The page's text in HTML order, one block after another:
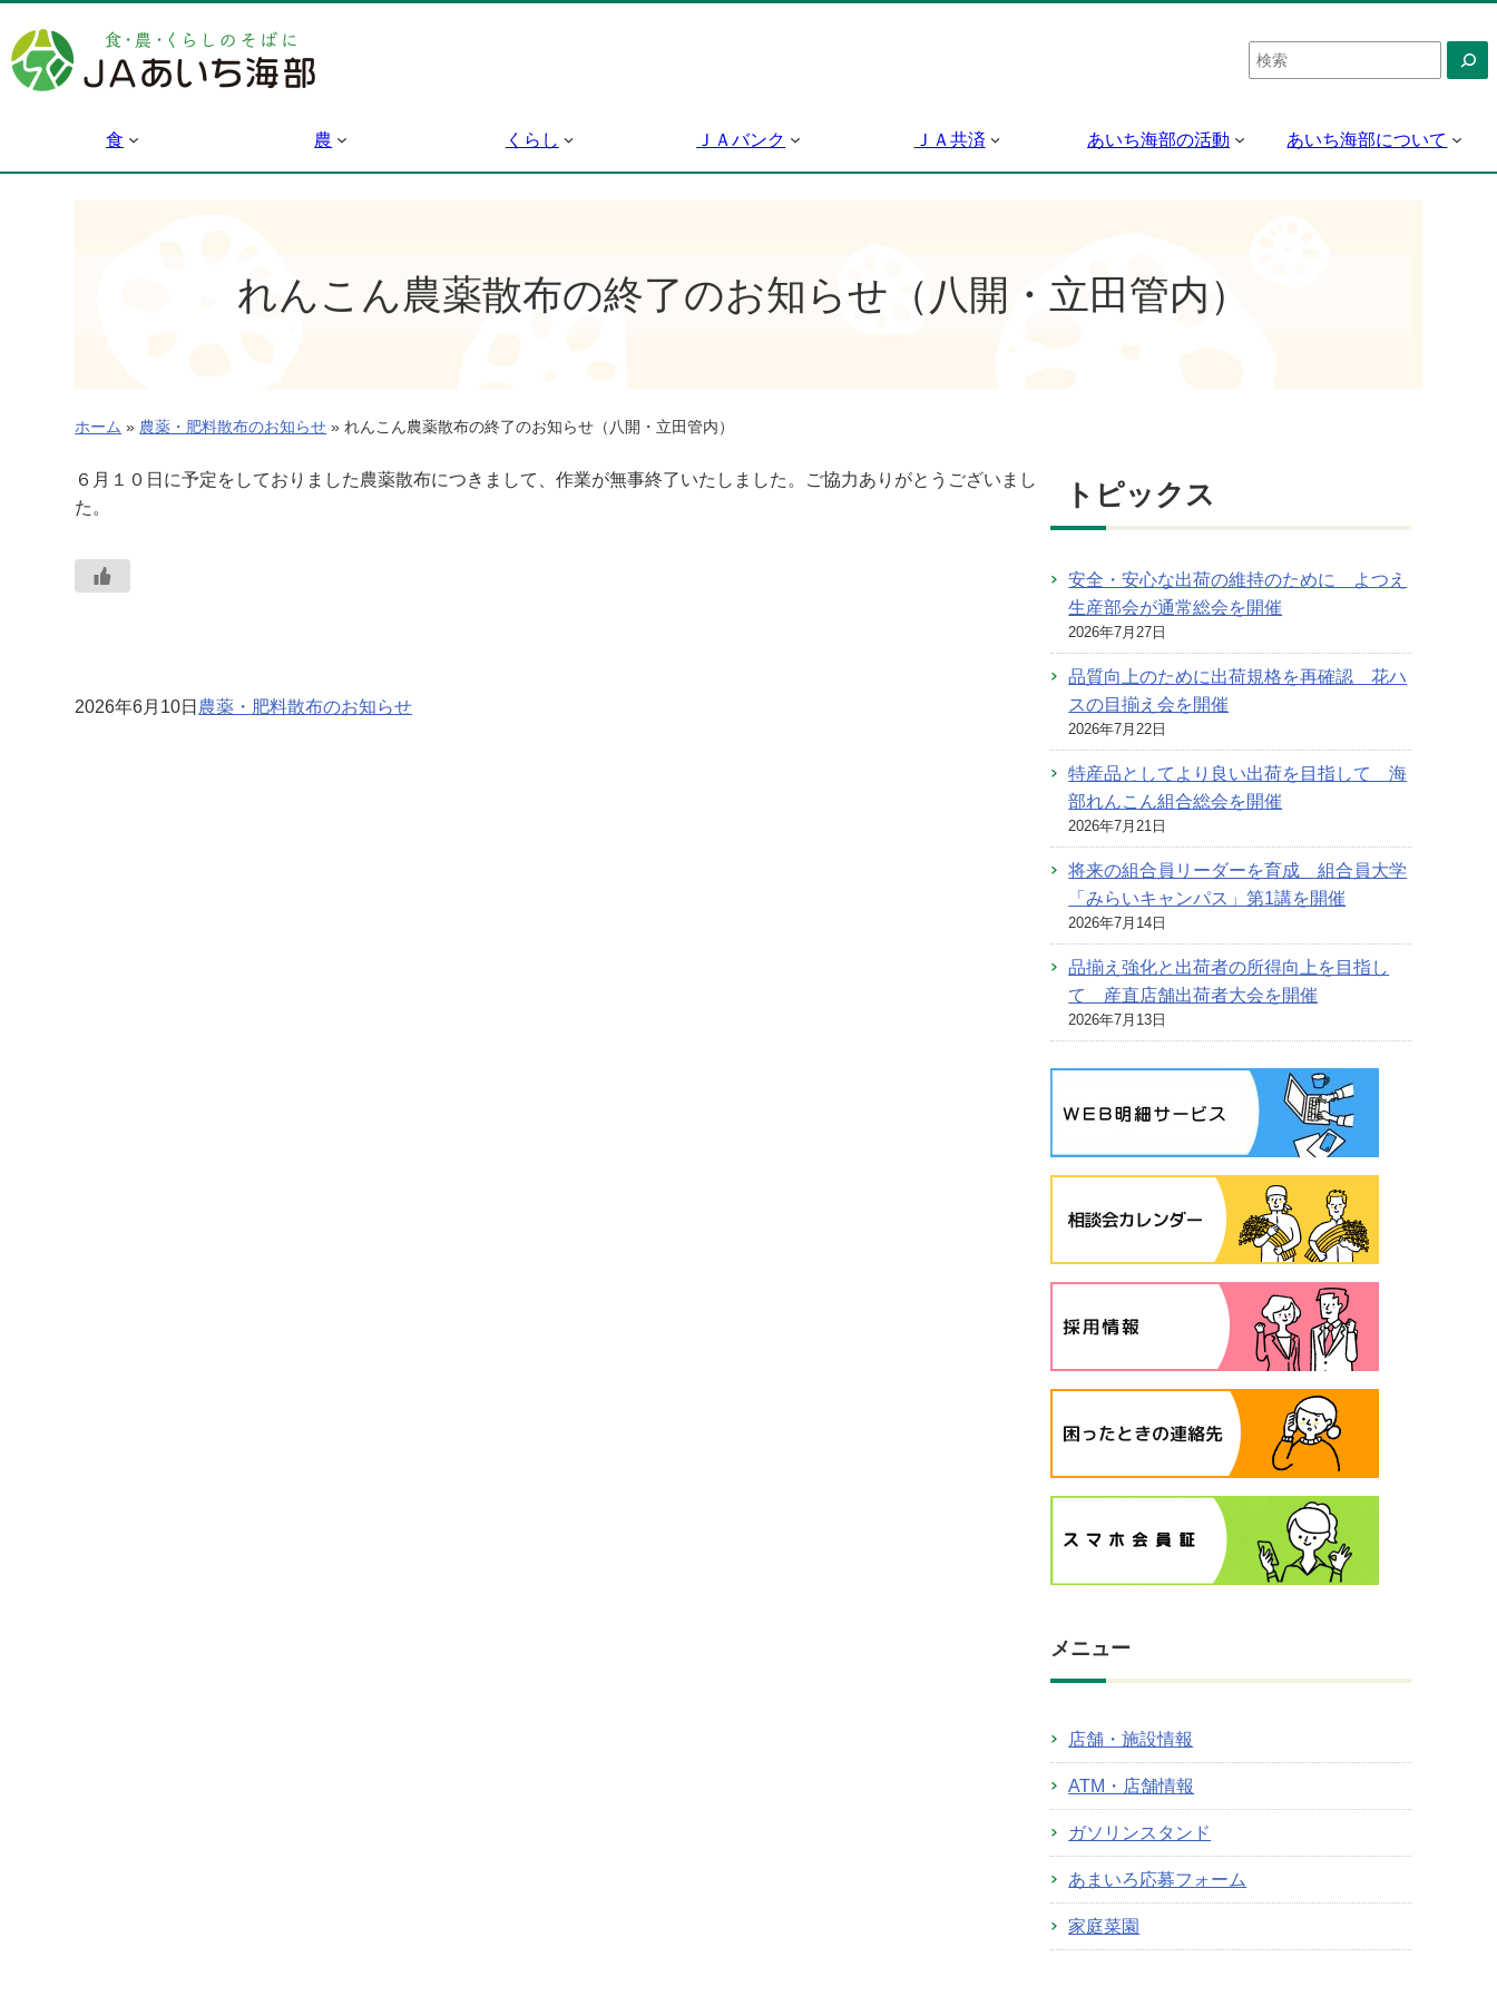
容
を
検
索
食 農 くらし ＪＡバンク ＪＡ共済 あいち海部の活動 あいち海部について
れんこん農薬散布の終了のお知らせ（八開・立田管内）
ホーム » 農薬・肥料散布のお知らせ » れんこん農薬散布の終了のお知らせ（八開・立田管内）
６月１０日に予定をしておりました農薬散布につきまして、作業が無事終了いたしました。ご協力ありがとうございまし
た。
2026年6月10日 農薬・肥料散布のお知らせ
トピックス
安全・安心な出荷の維持のために よつえ
生産部会が通常総会を開催
2026年7月27日
品質向上のために出荷規格を再確認 花ハ
スの目揃え会を開催
2026年7月22日
特産品としてより良い出荷を目指して 海
部れんこん組合総会を開催
2026年7月21日
将来の組合員リーダーを育成 組合員大学
「みらいキャンパス」第1講を開催
2026年7月14日
品揃え強化と出荷者の所得向上を目指し
て 産直店舗出荷者大会を開催
2026年7月13日
メニュー
店舗・施設情報
ATM・店舗情報
ガソリンスタンド
あまいろ応募フォーム
家庭菜園